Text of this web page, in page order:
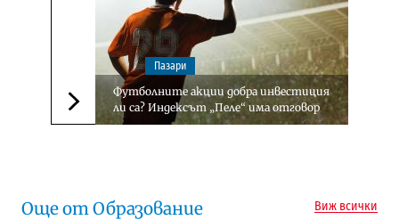
Следваща новина
Пазари
Футболните акции добра инвестиция
ли са? Индексът „Пеле“ има отговор
Още от Образование Виж всички